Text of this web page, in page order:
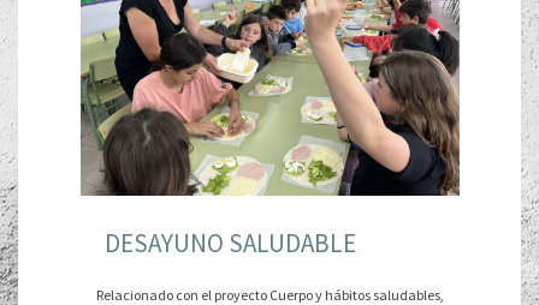
DESAYUNO SALUDABLE
Relacionado con el proyecto Cuerpo y hábitos saludables,